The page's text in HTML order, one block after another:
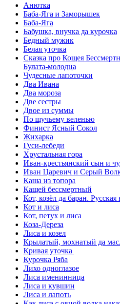
Анютка
Баба-Яга и Заморышек
Баба-Яга
Бабушка, внучка да курочка
Бедный мужик
Белая уточка
Сказка про Кощея
Булата-молодца
Чудесные лапоточки
Два Ивана
Два мороза
Две сестры
Двое из суммы
По щучьему веленью
Финист Ясный Сокол
Жихарка
Гуси-лебеди
Хрустальная гора
Иван-крестьянский сын и
Иван Царевич и Серый
Каша из топора
Кащей бессмертный
Кот, козёл да баран. Русская
Кот и лиса
Кот, петух и лиса
Коза-Дереза
Лиса и козел
Крылатый, мохнатый да
Кривая уточка
Курочка Ряба
Лихо одноглазое
Лиса именинница
Лиса и кувшин
Лиса и лапоть